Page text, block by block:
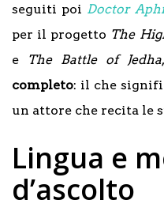
seguiti poi Doctor
per il progetto The
e The Battle of Jedha
completo: il che
un attore che recita le
Lingua e
d’ascolto